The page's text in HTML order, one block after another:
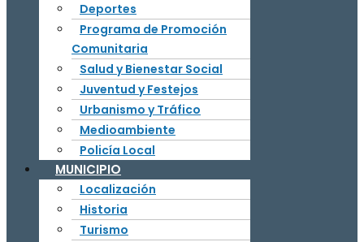
Deportes
Programa de Promoción
Comunitaria
Salud y Bienestar Social
Juventud y Festejos
Urbanismo y Tráfico
Medioambiente
Policía Local
MUNICIPIO
Localización
Historia
Turismo